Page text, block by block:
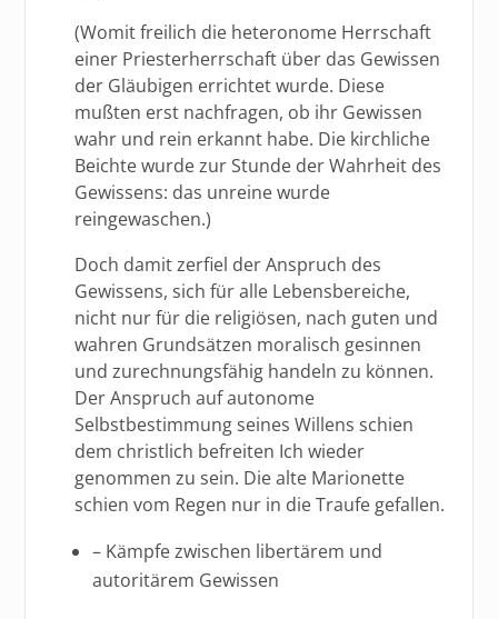
(Womit freilich die heteronome Herrschaft
einer Priesterherrschaft über das Gewissen
der Gläubigen errichtet wurde. Diese
mußten erst nachfragen, ob ihr Gewissen
wahr und rein erkannt habe. Die kirchliche
Beichte wurde zur Stunde der Wahrheit des
Gewissens: das unreine wurde
reingewaschen.)
Doch damit zerfiel der Anspruch des
Gewissens, sich für alle Lebensbereiche,
nicht nur für die religiösen, nach guten und
wahren Grundsätzen moralisch gesinnen
und zurechnungsfähig handeln zu können.
Der Anspruch auf autonome
Selbstbestimmung seines Willens schien
dem christlich befreiten Ich wieder
genommen zu sein. Die alte Marionette
schien vom Regen nur in die Traufe gefallen.
– Kämpfe zwischen libertärem und
autoritärem Gewissen